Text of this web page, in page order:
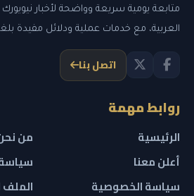
متابعة يومية سريعة وواضحة لأخبار نيويورك
العربية، مع خدمات عملية ودلائل مفيدة
اتصل بنا
روابط مهمة
الرئيسية
من
أعلن معنا
سياسة
سياسة الخصوصية
الملف